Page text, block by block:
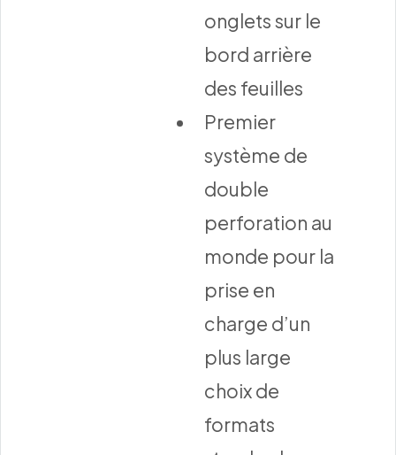
onglets sur le
bord arrière
des feuilles
Premier
système de
double
perforation au
monde pour la
prise en
charge d’un
plus large
choix de
formats